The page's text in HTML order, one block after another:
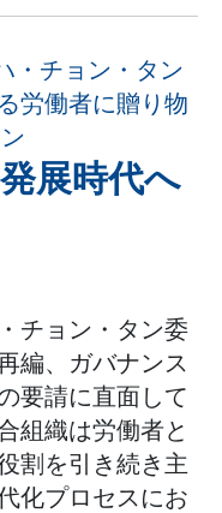
展時代へ
チョン・タン委
編、ガバナンス
要請に直面して
組織は労働者と
割を引き続き主
化プロセスにお